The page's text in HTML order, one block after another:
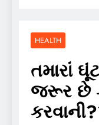
HEALTH
તમારાં
જરૂર છે